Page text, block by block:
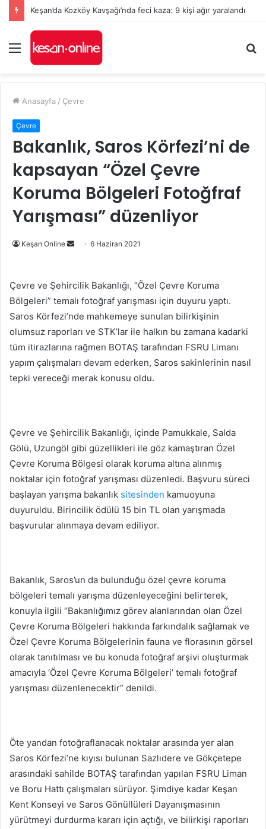
Keşan’da Kozköy Kavşağı’nda feci kaza: 9 kişi ağır yaralandı
Menü
...
Anasayfa / Çevre
Çevre
Bakanlık, Saros Körfezi’ni de
kapsayan “Özel Çevre
Koruma Bölgeleri Fotoğfraf
Yarışması” düzenliyor
Keşan Online
Bir
göndermek
6 Haziran 2021
Çevre ve Şehircilik Bakanlığı, “Özel Çevre Koruma
Bölgeleri” temalı fotoğraf yarışması için duyuru yaptı.
Saros Körfezi’nde mahkemeye sunulan bilirkişinin
olumsuz raporları ve STK’lar ile halkın bu zamana kadarki
tüm itirazlarına rağmen BOTAŞ tarafından FSRU Limanı
yapım çalışmaları devam ederken, Saros sakinlerinin nasıl
tepki vereceği merak konusu oldu.
Çevre ve Şehircilik Bakanlığı, içinde Pamukkale, Salda
Gölü, Uzungöl gibi güzellikleri ile göz kamaştıran Özel
Çevre Koruma Bölgesi olarak koruma altına alınmış
noktalar için fotoğraf yarışması düzenledi. Başvuru süreci
başlayan yarışma bakanlık sitesinden kamuoyuna
duyuruldu. Birincilik ödülü 15 bin TL olan yarışmada
başvurular alınmaya devam ediliyor.
Bakanlık, Saros’un da bulunduğu özel çevre koruma
bölgeleri temalı yarışma düzenleyeceğini belirterek,
konuyla ilgili “Bakanlığımız görev alanlarından olan Özel
Çevre Koruma Bölgeleri hakkında farkındalık sağlamak ve
Özel Çevre Koruma Bölgelerinin fauna ve florasının görsel
olarak tanıtılması ve bu konuda fotoğraf arşivi oluşturmak
amacıyla ‘Özel Çevre Koruma Bölgeleri’ temalı fotoğraf
yarışması düzenlenecektir” denildi.
Öte yandan fotoğraflanacak noktalar arasında yer alan
Saros Körfezi’ne kıyısı bulunan Sazlıdere ve Gökçetepe
arasındaki sahilde BOTAŞ tarafından yapılan FSRU Liman
ve Boru Hattı çalışmaları sürüyor. Şimdiye kadar Keşan
Kent Konseyi ve Saros Gönüllüleri Dayanışmasının
yürütmeyi durdurma kararı için açtığı, ve bilirkişi raporları